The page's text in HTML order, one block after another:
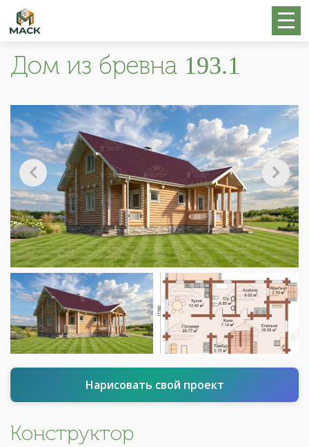
Дом из бревна 193.1
Нарисовать свой проект
Конструктор